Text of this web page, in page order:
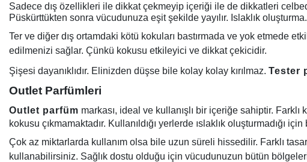
Sadece dış özellikleri ile dikkat çekmeyip içeriği ile de dikkatleri
Püskürttükten sonra vücudunuza eşit şekilde yayılır. Islaklık
Ter ve diğer dış ortamdaki kötü kokuları bastırmada ve yok etmede
edilmenizi sağlar. Çünkü kokusu etkileyici ve dikkat çekicidir.
Şişesi dayanıklıdır. Elinizden düşse bile kolay kolay kırılmaz. Tester
Outlet Parfümleri
Outlet parfüm markası, ideal ve kullanışlı bir içeriğe sahiptir.
kokusu çıkmamaktadır. Kullanıldığı yerlerde ıslaklık oluşturmadığı
Çok az miktarlarda kullanım olsa bile uzun süreli hissedilir. Farklı
kullanabilirsiniz. Sağlık dostu olduğu için vücudunuzun bütün